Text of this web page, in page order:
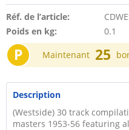
Réf. de l’article:
Poids en kg:
0.1
P Maintenant 25
Description
(Westside) 30 track
masters 1953-56 featuring